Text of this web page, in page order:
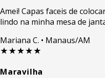
Amei! Capas faceis de
lindo na minha mesa de
Mariana C. • Manaus/AM
★★★★★
Maravilha